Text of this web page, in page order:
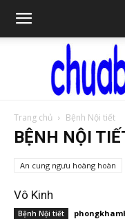
Trang chủ Bệnh Nội tiết
BỆNH NỘI
An cung ngưu hoàng hoàn
Vô Kinh
Bệnh Nội tiết